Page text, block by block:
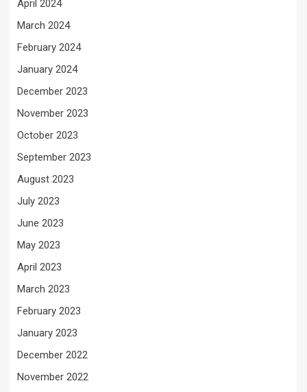
April 2024
March 2024
February 2024
January 2024
December 2023
November 2023
October 2023
September 2023
August 2023
July 2023
June 2023
May 2023
April 2023
March 2023
February 2023
January 2023
December 2022
November 2022